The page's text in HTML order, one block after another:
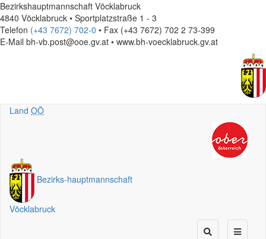
Bezirkshauptmannschaft Vöcklabruck
4840 Vöcklabruck • Sportplatzstraße 1 - 3
Telefon (+43 7672) 702-0 • Fax (+43 7672) 702 2 73-399
E-Mail bh-vb.post@ooe.gv.at • www.bh-voecklabruck.gv.at
Land OÖ
Bezirks-hauptmannschaft
Vöcklabruck